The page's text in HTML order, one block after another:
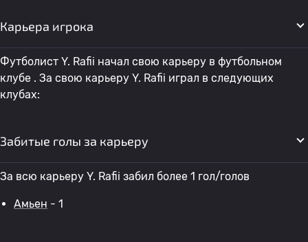
Карьера игрока
Футболист Y. Rafii начал свою карьеру в футбольном
клубе . За свою карьеру Y. Rafii играл в следующих
клубах:
Забитые голы за карьеру
За всю карьеру Y. Rafii забил более 1 гол/голов
Амьен - 1